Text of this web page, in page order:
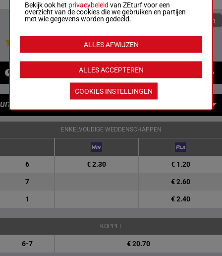
Quoteringen verversen
Jouw favoriete paarden
UITBETALINGEN
ENKELVOUDIGE WEDDENSCHAPPEN
6 € 2.30 € 1.20
7 € 2.60
1 € 2.40
KOPPEL
6-7 € 20.70
Bekijk ook het privacybeleid van ZEturf voor een
overzicht van de cookies die we gebruiken en partijen
met wie gegevens worden gedeeld.
ALLES ACCEPTEREN
ALLES AFWIJZEN
COOKIES INSTELLINGEN